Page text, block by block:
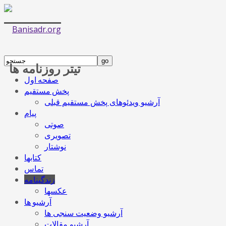
صفحه اول
پخش مستقیم
آرشیو ویدئوهای پخش مستقیم قبلی
پیام
صوتی
تصویری
نوشتار
کتابها
تماس
زندگینامه
عکسها
آرشیو ها
آرشیو وضعیت سنجی ها
تیتر روزنامه ها